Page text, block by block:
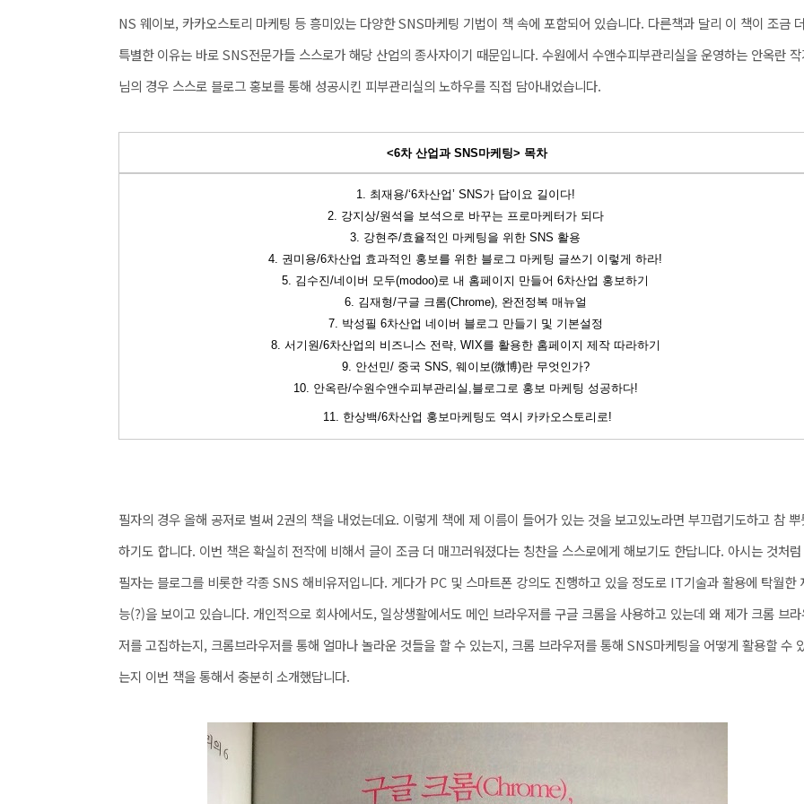
NS 웨이보, 카카오스토리 마케팅 등 흥미있는 다양한 SNS마케팅 기법이 책 속에 포함되어 있습니다. 다른책과 달리 이 책이 조금
특별한 이유는 바로 SNS전문가들 스스로가 해당 산업의 종사자이기 때문입니다. 수원에서 수앤수피부관리실을 운영하는 안옥란
님의 경우 스스로 블로그 홍보를 통해 성공시킨 피부관리실의 노하우를 직접 담아내었습니다.
<6차 산업과 SNS마케팅> 목차
1. 최재용/‘6차산업’ SNS가 답이요 길이다!
2. 강지상/원석을 보석으로 바꾸는 프로마케터가 되다
3. 강현주/효율적인 마케팅을 위한SNS 활용
4. 권미용/6차산업 효과적인 홍보를 위한 블로그 마케팅 글쓰기 이렇게 하라!
5. 김수진/네이버 모두(modoo)로 내 홈페이지 만들어 6차산업 홍보하기
6. 김재형/구글 크롬(Chrome), 완전정복 매뉴얼
7. 박성필 6차산업 네이버 블로그 만들기 및 기본설정
8. 서기원/6차산업의 비즈니스 전략, WIX를 활용한 홈페이지 제작 따라하기
9. 안선민/ 중국 SNS, 웨이보(微博)란 무엇인가?
10. 안옥란/수원수앤수피부관리실,블로그로 홍보 마케팅 성공하다!
11. 한상백/6차산업 홍보마케팅도 역시 카카오스토리로!
필자의 경우 올해 공저로 벌써 2권의 책을 내었는데요. 이렇게 책에 제 이름이 들어가 있는 것을 보고있노라면 부끄럽기도하고 참 뿌
하기도 합니다. 이번 책은 확실히 전작에 비해서 글이 조금 더 매끄러워졌다는 칭찬을 스스로에게 해보기도 한답니다. 아시는 것처럼
필자는 블로그를 비롯한 각종 SNS 해비유저입니다. 게다가 PC 및 스마트폰 강의도 진행하고 있을 정도로 IT기술과 활용에 탁월한
능(?)을 보이고 있습니다. 개인적으로 회사에서도, 일상생활에서도 메인 브라우저를 구글 크롬을 사용하고 있는데 왜 제가 크롬 브
저를 고집하는지, 크롬브라우저를 통해 얼마나 놀라운 것들을 할 수 있는지, 크롬 브라우저를 통해 SNS마케팅을 어떻게 활용할 수
는지 이번 책을 통해서 충분히 소개했답니다.